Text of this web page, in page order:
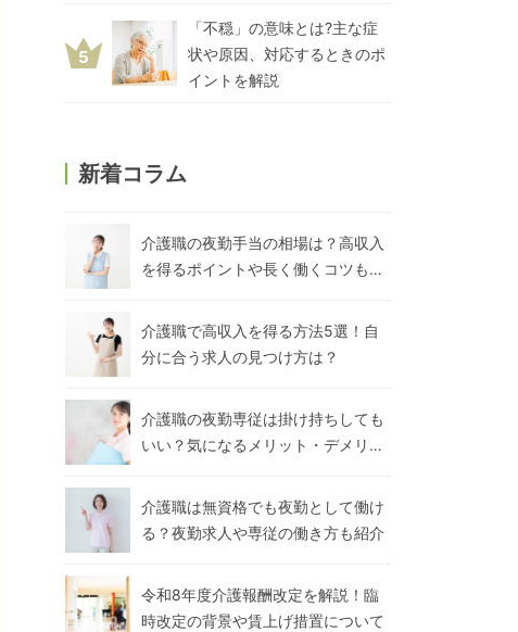
5
「不穏」の意味とは?主な症
状や原因、対応するときのポ
イントを解説
新着コラム
介護職の夜勤手当の相場は？高収入
を得るポイントや長く働くコツも解
介護職で高収入を得る方法5選！自
分に合う求人の見つけ方は？
介護職の夜勤専従は掛け持ちしても
いい？気になるメリット・デメリッ
介護職は無資格でも夜勤として働け
る？夜勤求人や専従の働き方も紹介
令和8年度介護報酬改定を解説！臨
時改定の背景や賃上げ措置について